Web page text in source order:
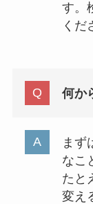
す。
くだ
何か
まず
なこ
たと
変え